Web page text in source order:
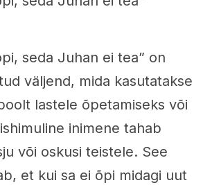
seda Juhan ei tea” on
väljend, mida kasutatakse
lastele õpetamiseks või
inimene tahab
või oskusi teistele. See
et kui sa ei õpi midagi uut